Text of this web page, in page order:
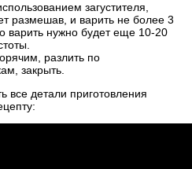
загустителя,
размешав, и варить не более 3
варить нужно будет еще 10-20
разлить по
закрыть.
все детали приготовления